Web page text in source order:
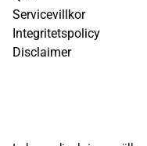
Servicevillkor
Integritetspolicy
Disclaimer